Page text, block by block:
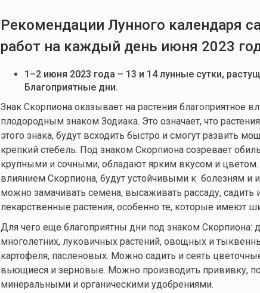
Рекомендации Лунного календаря
работ на каждый день июня 2023
1–2 июня 2023 года – 13 и 14 лунные сутки,
Благоприятные дни.
Знак Скорпиона оказывает на растения благоприятное
плодородным знаком Зодиака. Это означает, что
этого знака, будут всходить быстро и смогут развить
крепкий стебель. Под знаком Скорпиона созревает
крупными и сочными, обладают ярким вкусом и цветом.
влиянием Скорпиона, будут устойчивыми к болезням и
можно замачивать семена, высаживать рассаду, садить
лекарственные растения, особенно те, которые имеют
Для чего еще благоприятны дни под знаком Скорпиона:
многолетних, луковичных растений, овощных и
картофеля, пасленовых. Можно садить и сеять
вьющиеся и зерновые. Можно производить прививку,
минеральными и органическими удобрениями.